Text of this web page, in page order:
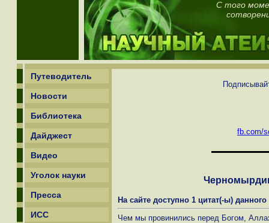
С того
Путеводитель
Новости
Библиотека
Дайджест
Видео
Уголок науки
Пресса
ИСС
fb.com/
На сайте доступно 1 цитат(-ы) данного
Чем мы провинились перед Богом,